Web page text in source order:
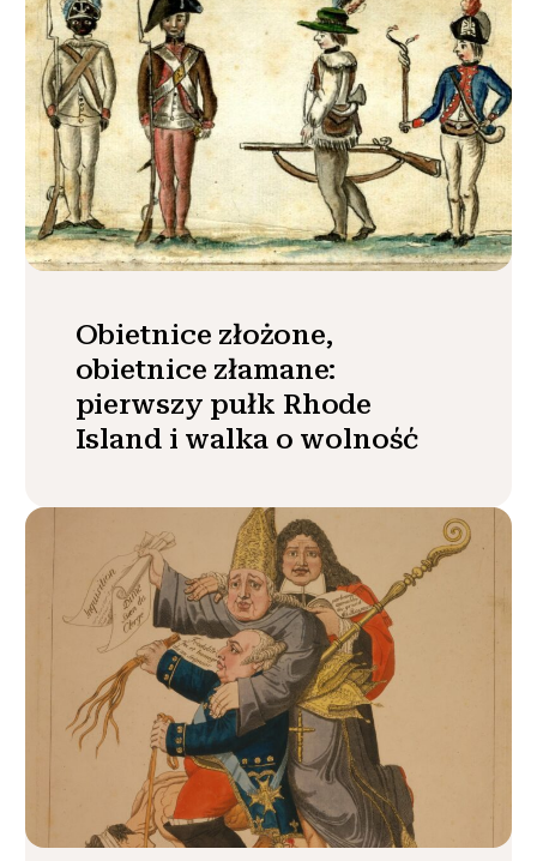
Obietnice złożone,
obietnice złamane:
pierwszy pułk Rhode
Island i walka o wolność